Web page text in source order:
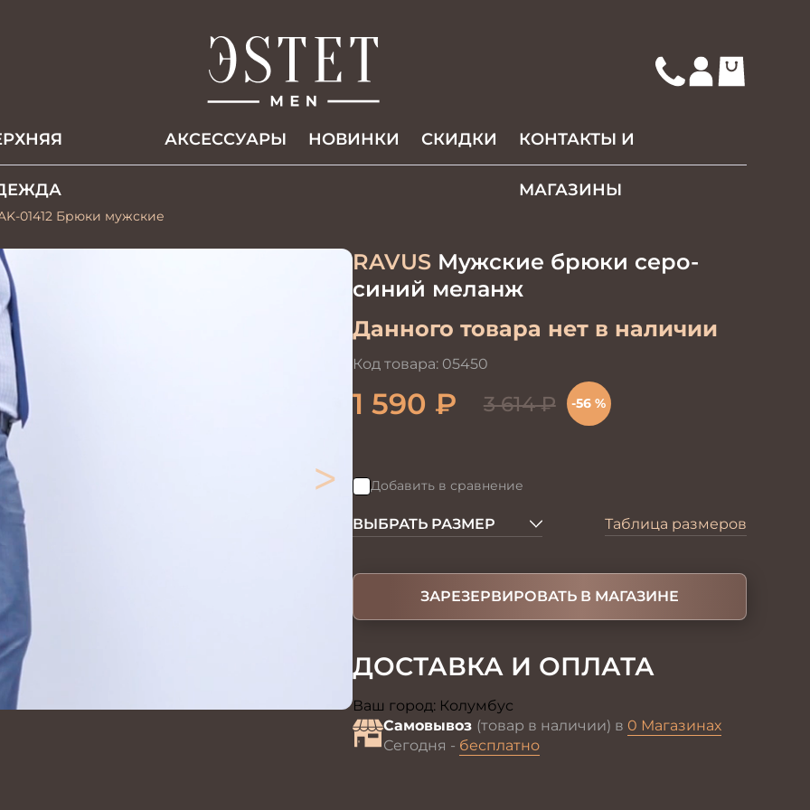
АКCЕССУАРЫ НОВИНКИ СКИДКИ КОНТАКТЫ И
МАГАЗИНЫ
01412 Брюки мужские
>
RAVUSМужские брюки серо-
синий меланж
Данного товара нет в наличии
Код товара: 05450
1 590 ₽ 3 614₽ -56 %
Добавить в сравнение
ВЫБРАТЬ РАЗМЕР Таблица размеров
ЗАРЕЗЕРВИРОВАТЬ В МАГАЗИНЕ
ДОСТАВКА И ОПЛАТА
Ваш город: Колумбус
Самовывоз (товар в наличии) в 0 Магазинах
Сегодня - бесплатно